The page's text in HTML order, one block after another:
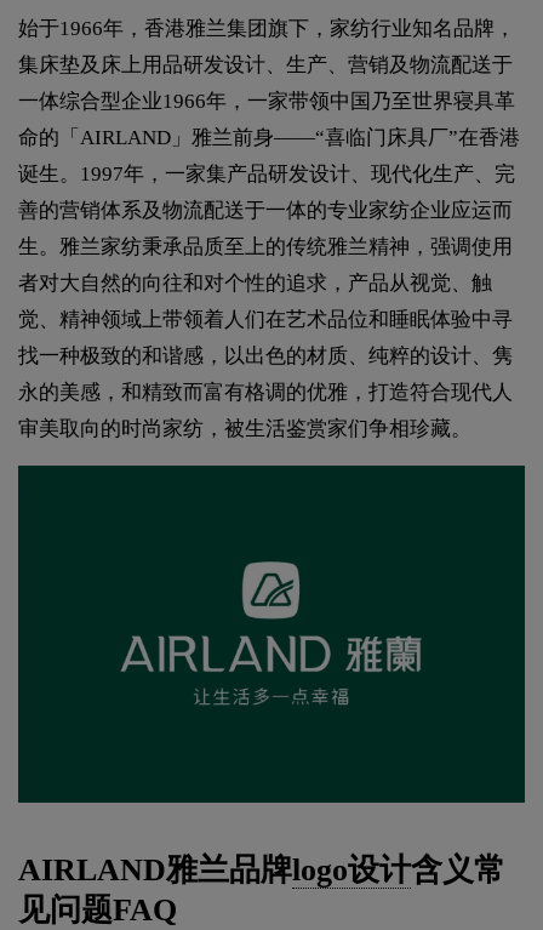
始于1966年，香港雅兰集团旗下，家纺行业知名品牌，
集床垫及床上用品研发设计、生产、营销及物流配送于
一体综合型企业1966年，一家带领中国乃至世界寝具革
命的「AIRLAND」雅兰前身——“喜临门床具厂”在香港
诞生。1997年，一家集产品研发设计、现代化生产、完
善的营销体系及物流配送于一体的专业家纺企业应运而
生。雅兰家纺秉承品质至上的传统雅兰精神，强调使用
者对大自然的向往和对个性的追求，产品从视觉、触
觉、精神领域上带领着人们在艺术品位和睡眠体验中寻
找一种极致的和谐感，以出色的材质、纯粹的设计、隽
永的美感，和精致而富有格调的优雅，打造符合现代人
审美取向的时尚家纺，被生活鉴赏家们争相珍藏。
AIRLAND雅兰品牌logo设计含义常
见问题FAQ